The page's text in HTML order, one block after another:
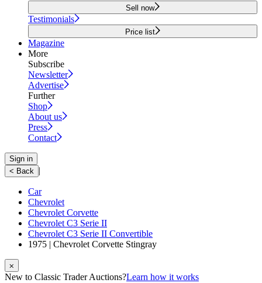
Sell now
Testimonials
Price list
Magazine
More
Subscribe
Newsletter
Advertise
Further
Shop
About us
Press
Contact
Sign in
< Back |
Car
Chevrolet
Chevrolet Corvette
Chevrolet C3 Serie II
Chevrolet C3 Serie II Convertible
1975 | Chevrolet Corvette Stingray
⨉
New to Classic Trader Auctions?Learn how it works